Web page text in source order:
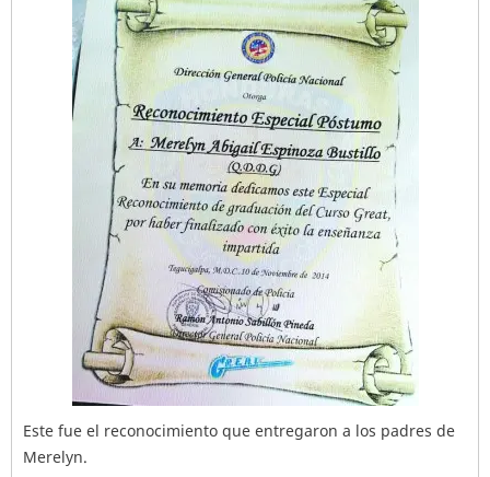
Este fue el reconocimiento que entregaron a los padres de
Merelyn.